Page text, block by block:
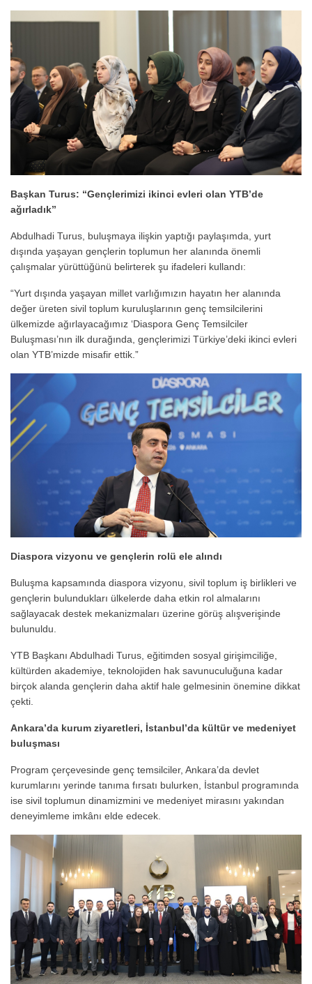
Başkan Turus: “Gençlerimizi ikinci evleri olan YTB’de
ağırladık”
Abdulhadi Turus, buluşmaya ilişkin yaptığı paylaşımda, yurt
dışında yaşayan gençlerin toplumun her alanında önemli
çalışmalar yürüttüğünü belirterek şu ifadeleri kullandı:
“Yurt dışında yaşayan millet varlığımızın hayatın her alanında
değer üreten sivil toplum kuruluşlarının genç temsilcilerini
ülkemizde ağırlayacağımız ‘Diaspora Genç Temsilciler
Buluşması’nın ilk durağında, gençlerimizi Türkiye’deki ikinci evleri
olan YTB’mizde misafir ettik.”
Diaspora vizyonu ve gençlerin rolü ele alındı
Buluşma kapsamında diaspora vizyonu, sivil toplum iş birlikleri ve
gençlerin bulundukları ülkelerde daha etkin rol almalarını
sağlayacak destek mekanizmaları üzerine görüş alışverişinde
bulunuldu.
YTB Başkanı Abdulhadi Turus, eğitimden sosyal girişimciliğe,
kültürden akademiye, teknolojiden hak savunuculuğuna kadar
birçok alanda gençlerin daha aktif hale gelmesinin önemine dikkat
çekti.
Ankara’da kurum ziyaretleri, İstanbul’da kültür ve medeniyet
buluşması
Program çerçevesinde genç temsilciler, Ankara’da devlet
kurumlarını yerinde tanıma fırsatı bulurken, İstanbul programında
ise sivil toplumun dinamizmini ve medeniyet mirasını yakından
deneyimleme imkânı elde edecek.